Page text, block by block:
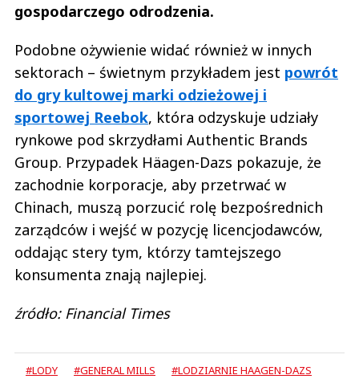
gospodarczego odrodzenia.
Podobne ożywienie widać również w innych
sektorach – świetnym przykładem jest powrót
do gry kultowej marki odzieżowej i
sportowej Reebok, która odzyskuje udziały
rynkowe pod skrzydłami Authentic Brands
Group. Przypadek Häagen-Dazs pokazuje, że
zachodnie korporacje, aby przetrwać w
Chinach, muszą porzucić rolę bezpośrednich
zarządców i wejść w pozycję licencjodawców,
oddając stery tym, którzy tamtejszego
konsumenta znają najlepiej.
źródło: Financial Times
#LODY #GENERAL MILLS
#LODZIARNIE HAAGEN-DAZS